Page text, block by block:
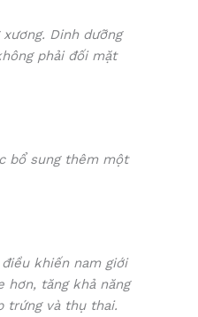
Dinh dưỡng
phải đối mặt
bổ sung thêm một
khiến nam giới
hơn, tăng khả năng
trứng và thụ thai.